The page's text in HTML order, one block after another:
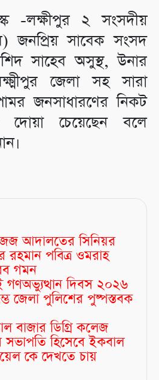
-লক্ষীপুর ২ সংসদীয়
জনপ্রিয় সাবেক সংসদ
সাহেব অসুস্থ, উনার
জেলা সহ সারা
জনসাধারণের নিকট
দোয়া চেয়েছেন বলে
জজ আদালতের সিনিয়র
রহমান পবিত্র ওমরাহ
গমন
গণঅভ্যুত্থান দিবস ২০২৬
জেলা পুলিশের পুষ্পস্তবক
বাজার ডিগ্রি কলেজ
সভাপতি হিসেবে ইকবাল
কে দেখতে চায়